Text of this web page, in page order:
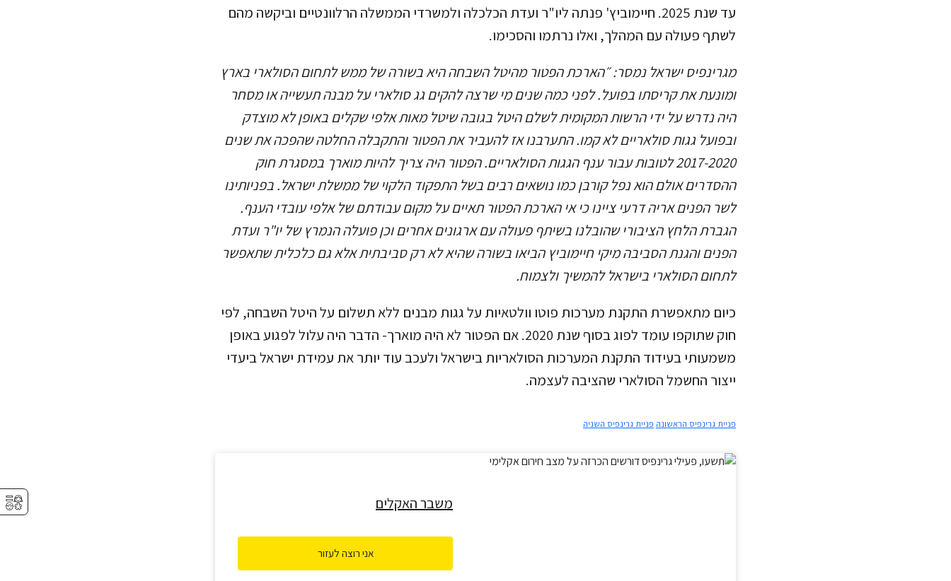
עד שנת 2025. חיימוביץ' פנתה ליו"ר ועדת הכלכלה ולמשרדי הממשלה הרלוונטיים וביקשה מהם
לשתף פעולה עם המהלך, ואלו נרתמו והסכימו.
מגרינפיס ישראל נמסר: ״הארכת הפטור מהיטל השבחה היא בשורה של ממש לתחום הסולארי בארץ
ומונעת את קריסתו בפועל. לפני כמה שנים מי שרצה להקים גג סולארי על מבנה תעשייה או מסחר
היה נדרש על ידי הרשות המקומית לשלם היטל בגובה שיטל מאות אלפי שקלים באופן לא מוצדק
ובפועל גגות סולאריים לא קמו. התערבנו אז להעביר את הפטור והתקבלה החלטה שהפכה את שנים
2017-2020 לטובות עבור ענף הגגות הסולאריים. הפטור היה צריך להיות מוארך במסגרת חוק
ההסדרים אולם הוא נפל קורבן כמו נושאים רבים בשל התפקוד הלקוי של ממשלת ישראל. בפניותינו
לשר הפנים אריה דרעי ציינו כי אי הארכת הפטור תאיים על מקום עבודתם של אלפי עובדי הענף.
הגברת הלחץ הציבורי שהובלנו בשיתף פעולה עם ארגונים אחרים וכן פועלה הנמרץ של יו"ר ועדת
הפנים והגנת הסביבה מיקי חיימוביץ הביאו בשורה שהיא לא רק סביבתית אלא גם כלכלית שתאפשר
לתחום הסולארי בישראל להמשיך ולצמוח.
כיום מתאפשרת התקנת מערכות פוטו וולטאיות על גגות מבנים ללא תשלום על היטל השבחה, לפי
חוק שתוקפו עומד לפוג בסוף שנת 2020. אם הפטור לא היה מוארך- הדבר היה עלול לפגוע באופן
משמעותי בעידוד התקנת המערכות הסולאריות בישראל ולעכב עוד יותר את עמידת ישראל ביעדי
ייצור החשמל הסולארי שהציבה לעצמה.
פניית גרינפיס הראשונה פניית גרינפיס השניה
משבר האקלים
אני רוצה לעזור
⚥︎